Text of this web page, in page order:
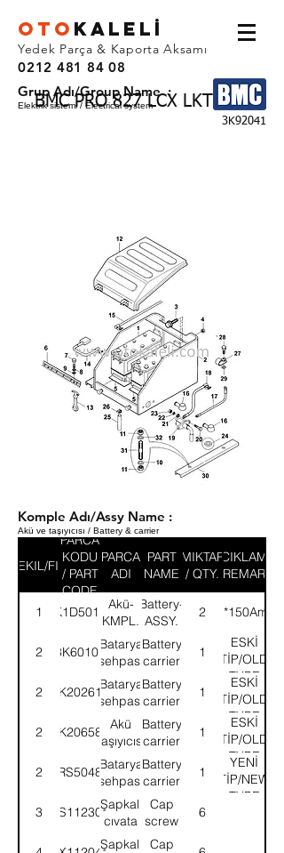
OTO KALEL İ
Yedek Parça & Kaporta Aksamı
0212 481 84 08
BMC PRO 827 LCX LKT YHF
Grup Adı/Group Name :
Elektrik sistemi / Electrical system
3K92041
Komple Adı/Assy Name :
Akü ve taşıyıcısı / Battery & carrier
SEKIL/FIG
PARCA
KODU
/ PART
CODE
PARCA
ADI
PART
NAME
MIKTAR
/ QTY.
ACIKLAMA
/ REMARK
1 K1D5012
Akü-
KMPL.
Battery-
ASSY.
2(12*150Amp.)
2 3K60101
Batarya
sehpası
Battery
carrier
1
ESKİ
TİP/OLD
TYPE
2
3K202610
Batarya
sehpası
Battery
carrier
1
ESKİ
TİP/OLD
TYPE
2
3K206584
Akü
taşıyıcısı
Battery
carrier
1
ESKİ
TİP/OLD
TYPE
2 58RS504863
Batarya
sehpası
Battery
carrier
1
YENİ
TİP/NEW
TYPE
3
FS112301
Şapkalı
cıvata
Cap
screw
6
Şapkalı
Cap